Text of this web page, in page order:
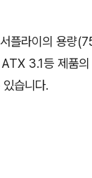
서플라이의 용량
3.1등 제품의
습니다.